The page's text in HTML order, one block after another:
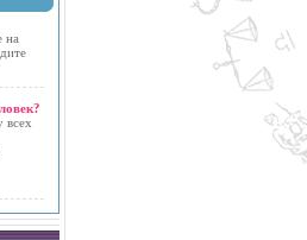
на
всех